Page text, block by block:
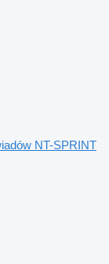
NT-SPRINT